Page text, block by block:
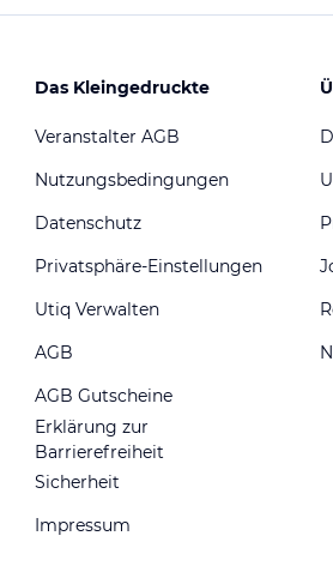
Das Kleingedruckte
Veranstalter AGB
Nutzungsbedingungen
Datenschutz
Privatsphäre-Einstellungen
Utiq Verwalten
AGB
AGB Gutscheine
Erklärung zur
Barrierefreiheit
Sicherheit
Impressum